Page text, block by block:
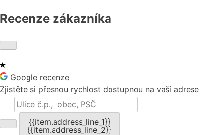
Recenze zákazníka
Google recenze
Zjistěte si přesnou rychlost dostupnou na vaší adrese
{{item.address_line_1}}
{{item.address_line_2}}